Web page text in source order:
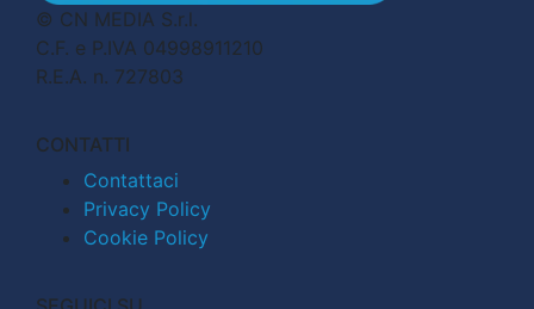
© CN MEDIA S.r.l.
C.F. e P.IVA 04998911210
R.E.A. n. 727803
CONTATTI
Contattaci
Privacy Policy
Cookie Policy